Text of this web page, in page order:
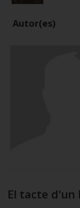
Autor(es)
El tacte d'un